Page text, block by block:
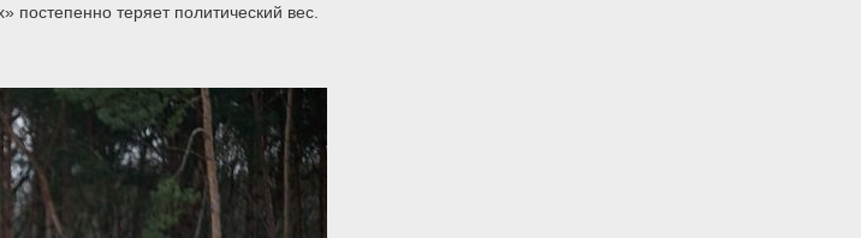
теряет политический вес.